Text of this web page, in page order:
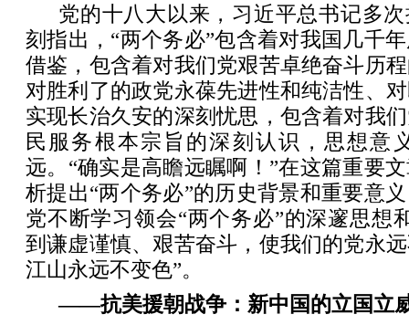
党的十八大以来，习近平总书记多
刻指出，“两个务必”包含着对我国几千
借鉴，包含着对我们党艰苦卓绝奋斗历
对胜利了的政党永葆先进性和纯洁性、
实现长治久安的深刻忧思，包含着对我
民服务根本宗旨的深刻认识，思想意
远。“确实是高瞻远瞩啊！”在这篇重要
析提出“两个务必”的历史背景和重要意
党不断学习领会“两个务必”的深邃思想
到谦虚谨慎、艰苦奋斗，使我们的党永
江山永远不变色”。
——抗美援朝战争：新中国的立国立